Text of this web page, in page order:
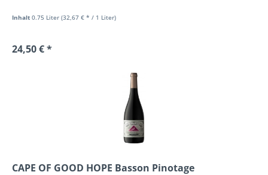
Inhalt0.75 Liter(32,67 € * / 1 Liter)
24,50 € *
CAPE OF GOOD HOPE Basson Pinotage